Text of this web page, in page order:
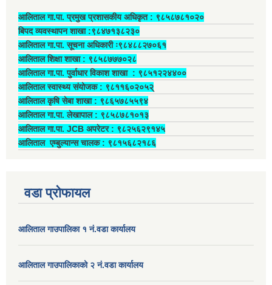
आलिताल गा.पा. प्रमुख प्रशासकीय अधिकृत ‍: ९८५८७८१०२०
बिपद व्यवस्थापन शाखा :९८४७१३८२३०
आलिताल गा.पा. सूचना अधिकारी ः९८४८८२७०६१
आलिताल शिक्षा शाखा : ९८५८७७७०२८
आलिताल गा.पा. पुर्वाधार विकाश शाखा ‍: ९८५१२२४४००
आलिताल स्वास्थ्य संयोजक ‍: ९८११६०२०५२्
आलिताल कृषि सेबा शाखा : ९८६५७८५५९४
आलिताल गा.पा. लेखापाल ‍: ९८५८७८१०१३
आलिताल गा.पा. JCB अपरेटर ‍: ९८२५६२९१४५
आलिताल एम्बुल्यान्स चालक ‍: ९८१५६८२१८६
वडा प्रोफायल
आलिताल गाउपालिका १ नं.वडा कार्यालय
आलिताल गाउपालिकाको २ नं.वडा कार्यालय